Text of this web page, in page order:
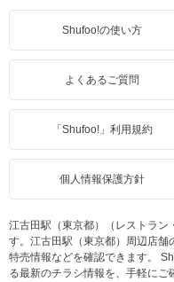
Shufoo!の使い方
よくあるご質問
「Shufoo!」利用規約
個人情報保護方針
江古田駅（東京都）（レストラ
す。江古田駅（東京都）周辺店
特売情報などを確認できます。
る最新のチラシ情報を、手軽にご